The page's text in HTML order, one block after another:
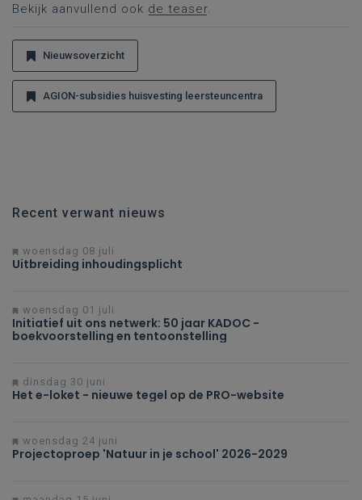
Bekijk aanvullend ook de teaser.
Nieuwsoverzicht
AGION-subsidies huisvesting leersteuncentra
Recent verwant nieuws
woensdag 08 juli
Uitbreiding inhoudingsplicht
woensdag 01 juli
Initiatief uit ons netwerk: 50 jaar KADOC -
boekvoorstelling en tentoonstelling
dinsdag 30 juni
Het e-loket - nieuwe tegel op de PRO-website
woensdag 24 juni
Projectoproep 'Natuur in je school' 2026-2029